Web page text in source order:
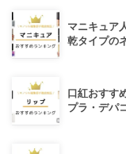
マニキュア
乾タイプの
口紅おすす
プラ・デパ